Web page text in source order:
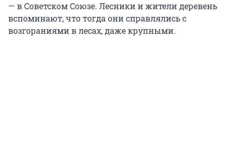
— в Советском Союзе. Лесники и жители деревень
вспоминают, что тогда они справлялись с
возгораниями в лесах, даже крупными.